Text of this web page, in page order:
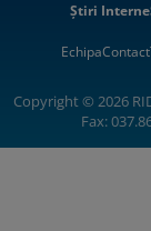
Știri Interne
EchipaContact
Copyright © 2026
Fax: